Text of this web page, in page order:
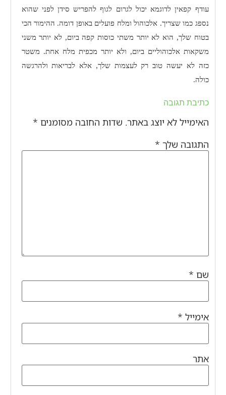
עודף קפאין לדוגמא יכול לגרום לגוף להפריש סידן לפני שהוא
נספג כמו שצריך. אלכוהול ומלח פועלים באופן דומה. ההימור הכי
בטוח שלך, הוא לא יותר משתי כוסות קפה ביום, לא יותר משני
משקאות אלכוהוליים ביום, ולא יותר מכפית מלח אחת. משטר
כזה לא יעשה טוב רק לעצמות שלך, אלא לבריאות ולהרגשה
כולה.
כתיבת תגובה
האימייל לא יוצג באתר. שדות החובה מסומנים *
התגובה שלך *
שם *
אימייל *
אתר